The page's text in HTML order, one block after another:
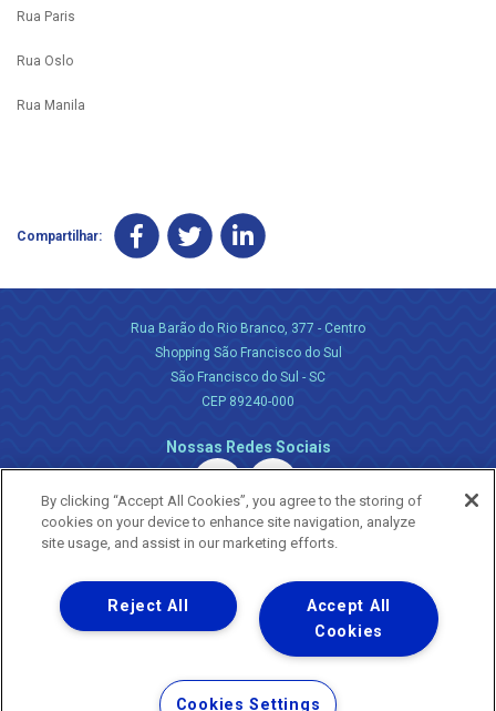
Rua Paris
Rua Oslo
Rua Manila
Compartilhar:
Rua Barão do Rio Branco, 377 - Centro
Shopping São Francisco do Sul
São Francisco do Sul - SC
CEP 89240-000
Nossas Redes Sociais
Uma empresa
Copyright ® 2026 - Todos os Direitos Reservados.
Nossa natureza movimenta a vida
Termos Gerais de Uso de Sites e Aplicativos
By clicking “Accept All Cookies”, you agree to the storing of
cookies on your device to enhance site navigation, analyze
site usage, and assist in our marketing efforts.
Accept All
Cookies
Reject All
Cookies Settings